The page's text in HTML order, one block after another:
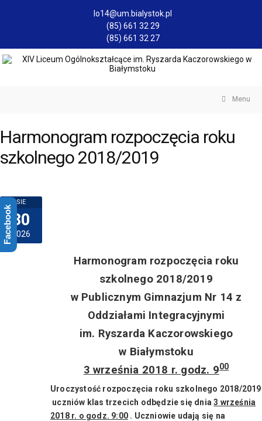
lo14@um.bialystok.pl
(85) 661 32 29
(85) 661 32 27
Menu
Harmonogram rozpoczęcia roku
szkolnego 2018/2019
SIE
30
2026
Harmonogram rozpoczęcia roku
szkolnego 2018/2019
w Publicznym Gimnazjum Nr 14 z
Oddziałami Integracyjnymi
im. Ryszarda Kaczorowskiego
w Białymstoku
3 września 2018 r. godz. 900
Uroczystość rozpoczęcia roku szkolnego 2018/2019
uczniów klas trzecich odbędzie się dnia3 września
2018 r. o godz. 9:00 . Uczniowie udają się na
Facebook